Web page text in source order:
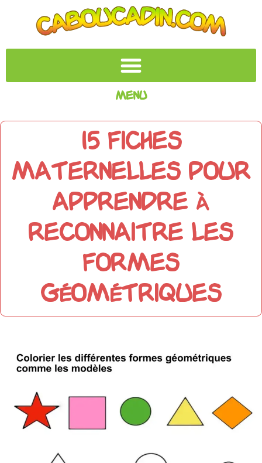
Menu
15 fiches
maternelles pour
apprendre à
reconnaitre les
formes
géométriques